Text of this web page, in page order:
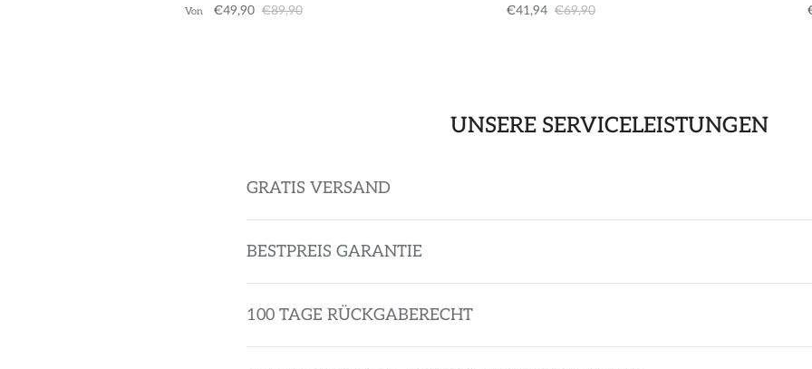
Von €49,90 €89,90
€41,94 €69,90
UNSERE SERVICELEISTUNGEN
GRATIS VERSAND
BESTPREIS GARANTIE
100 TAGE RÜCKGABERECHT